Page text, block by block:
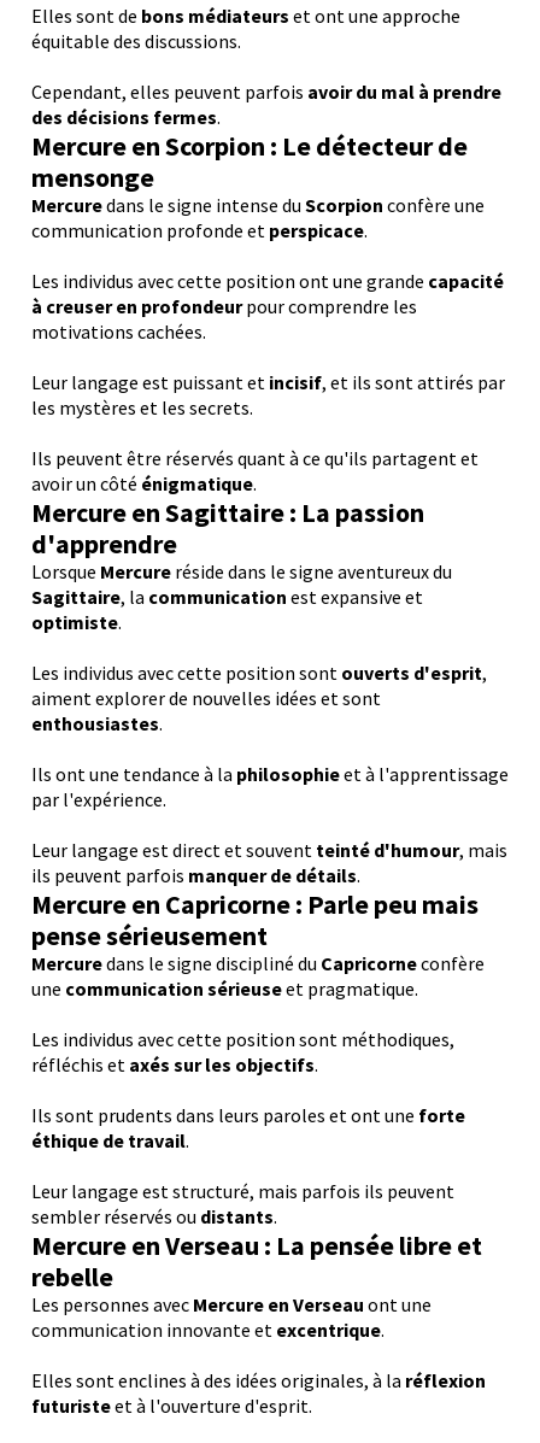
Elles sont de bons médiateurs et ont une approche
équitable des discussions.
Cependant, elles peuvent parfois avoir du mal à prendre
des décisions fermes.
Mercure en Scorpion : Le détecteur de
mensonge
Mercuredans le signe intense du Scorpion confère une
communication profonde et perspicace.
Les individus avec cette position ont une grande capacité
à creuser en profondeurpour comprendre les
motivations cachées.
Leur langage est puissant et incisif, et ils sont attirés par
les mystères et les secrets.
Ils peuvent être réservés quant à ce qu'ils partagent et
avoir un côté énigmatique.
Mercure en Sagittaire : La passion
d'apprendre
Lorsque Mercure réside dans le signe aventureux du
Sagittaire, la communication est expansive et
optimiste.
Les individus avec cette position sont ouverts d'esprit,
aiment explorer de nouvelles idées et sont
enthousiastes.
Ils ont une tendance à la philosophieet à l'apprentissage
par l'expérience.
Leur langage est direct et souvent teinté d'humour, mais
ils peuvent parfois manquer de détails.
Mercure en Capricorne : Parle peu mais
pense sérieusement
Mercuredans le signe discipliné du Capricorneconfère
une communication sérieuseet pragmatique.
Les individus avec cette position sont méthodiques,
réfléchis et axés sur les objectifs.
Ils sont prudents dans leurs paroles et ont une forte
éthique de travail.
Leur langage est structuré, mais parfois ils peuvent
sembler réservés ou distants.
Mercure en Verseau : La pensée libre et
rebelle
Les personnes avec Mercure en Verseau ont une
communication innovante et excentrique.
Elles sont enclines à des idées originales, à la réflexion
futuristeet à l'ouverture d'esprit.